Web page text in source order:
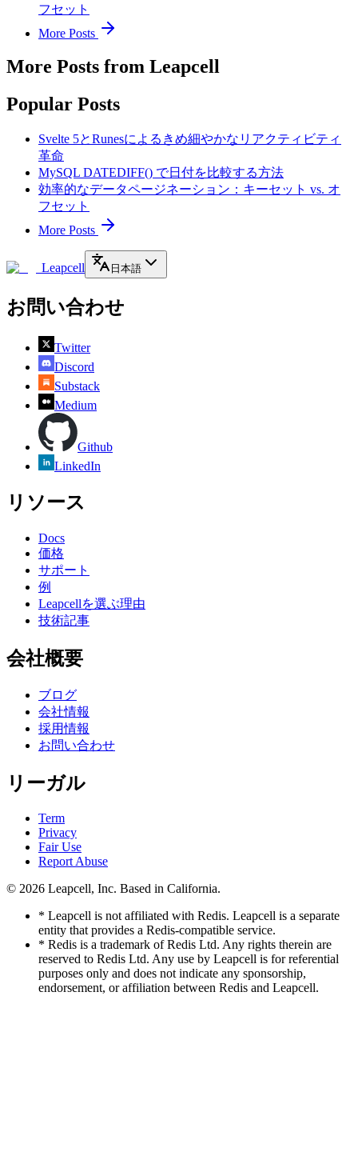
フセット
More Posts
More Posts from Leapcell
Popular Posts
Svelte 5とRunesによるきめ細やかなリアクティビティ
革命
MySQL DATEDIFF() で日付を比較する方法
効率的なデータページネーション：キーセット vs. オ
フセット
More Posts
Leapcell 日本語
お問い合わせ
Twitter
Discord
Substack
Medium
Github
LinkedIn
リソース
Docs
価格
サポート
例
Leapcellを選ぶ理由
技術記事
会社概要
ブログ
会社情報
採用情報
お問い合わせ
リーガル
Term
Privacy
Fair Use
Report Abuse
© 2026 Leapcell, Inc. Based in California.
* Leapcell is not affiliated with Redis. Leapcell is a separate
entity that provides a Redis-compatible service.
* Redis is a trademark of Redis Ltd. Any rights therein are
reserved to Redis Ltd. Any use by Leapcell is for referential
purposes only and does not indicate any sponsorship,
endorsement, or affiliation between Redis and Leapcell.